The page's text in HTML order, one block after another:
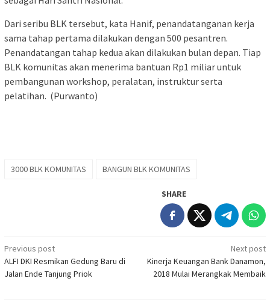
Dari seribu BLK tersebut, kata Hanif, penandatanganan kerja
sama tahap pertama dilakukan dengan 500 pesantren.
Penandatangan tahap kedua akan dilakukan bulan depan. Tiap
BLK komunitas akan menerima bantuan Rp1 miliar untuk
pembangunan workshop, peralatan, instruktur serta
pelatihan. (Purwanto)
3000 BLK KOMUNITAS BANGUN BLK KOMUNITAS
SHARE
Post
navigation
Previous post
ALFI DKI Resmikan Gedung Baru di
Jalan Ende Tanjung Priok
Next post
Kinerja Keuangan Bank Danamon,
2018 Mulai Merangkak Membaik